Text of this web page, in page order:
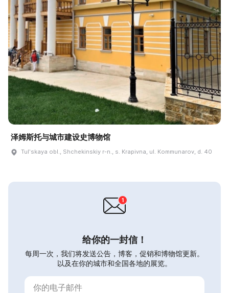
泽姆斯托与城市建设史博物馆
Tulʹskaya obl., Shchekinskiy r-n., s. Krapivna, ul. Kommunarov, d. 40
给你的一封信！
每周一次，我们将发送公告，博客，促销和博物馆更新。
以及在你的城市和全国各地的展览。